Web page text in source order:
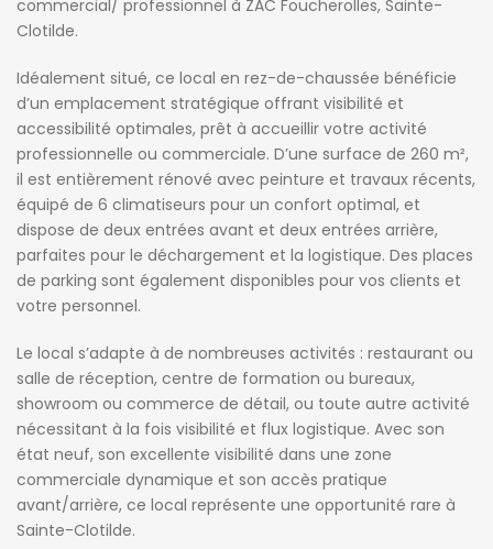
commercial/ professionnel à ZAC Foucherolles, Sainte-
Clotilde.
Idéalement situé, ce local en rez-de-chaussée bénéficie
d’un emplacement stratégique offrant visibilité et
accessibilité optimales, prêt à accueillir votre activité
professionnelle ou commerciale. D’une surface de 260 m²,
il est entièrement rénové avec peinture et travaux récents,
équipé de 6 climatiseurs pour un confort optimal, et
dispose de deux entrées avant et deux entrées arrière,
parfaites pour le déchargement et la logistique. Des places
de parking sont également disponibles pour vos clients et
votre personnel.
Le local s’adapte à de nombreuses activités : restaurant ou
salle de réception, centre de formation ou bureaux,
showroom ou commerce de détail, ou toute autre activité
nécessitant à la fois visibilité et flux logistique. Avec son
état neuf, son excellente visibilité dans une zone
commerciale dynamique et son accès pratique
avant/arrière, ce local représente une opportunité rare à
Sainte-Clotilde.